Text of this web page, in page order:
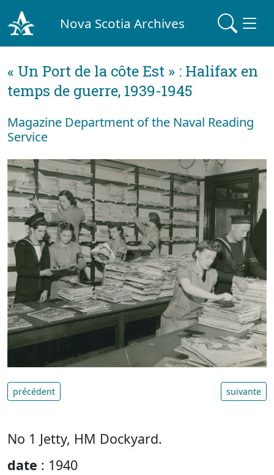
Nova Scotia Archives
« Un Port de la côte Est » : Halifax en
temps de guerre, 1939-1945
Magazine Department of the Naval Reading
Service
précédent suivante
No 1 Jetty, HM Dockyard.
date : 1940